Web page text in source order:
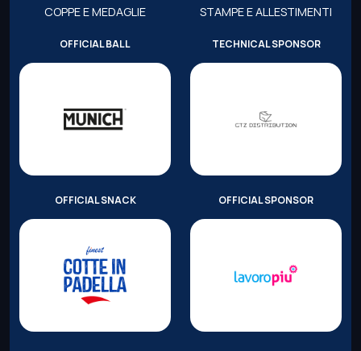
COPPE E MEDAGLIE STAMPE E ALLESTIMENTI
OFFICIAL BALL TECHNICAL SPONSOR
OFFICIAL SNACK OFFICIAL SPONSOR